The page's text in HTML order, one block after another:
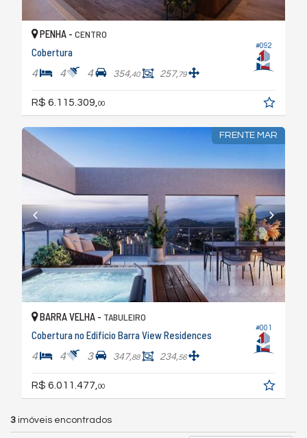
#092
PENHA - CENTRO
Cobertura
4 4 4 354,40 257,79
R$ 6.115.309,00
FRENTE MAR
#001
BARRA VELHA - TABULEIRO
Cobertura no Edifício Barra View Residences
4 4 3 347,88 234,56
R$ 6.011.477, 00
3 imóveis encontrados